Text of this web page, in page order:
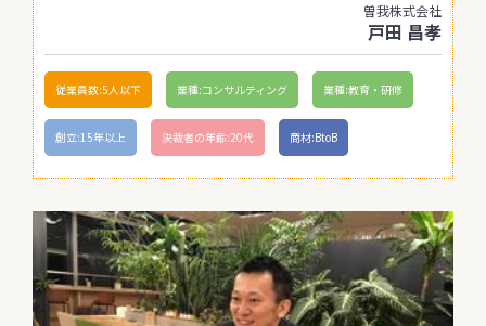
曽我株式会社
戸田 昌孝
従業員数:5人以下 業種:コンサルティング 業種:教育・研修
創立:15年以上 決裁者の年齢:20代 商材:BtoB